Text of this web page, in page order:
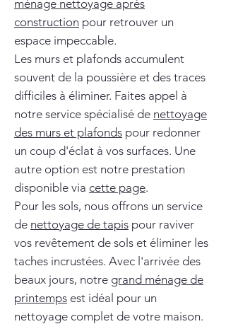
ménage nettoyage après
construction pour retrouver un
espace impeccable.
Les murs et plafonds accumulent
souvent de la poussière et des traces
difficiles à éliminer. Faites appel à
notre service spécialisé de nettoyage
des murs et plafonds pour redonner
un coup d'éclat à vos surfaces. Une
autre option est notre prestation
disponible via cette page.
Pour les sols, nous offrons un service
de nettoyage de tapis pour raviver
vos revêtement de sols et éliminer les
taches incrustées. Avec l'arrivée des
beaux jours, notre grand ménage de
printemps est idéal pour un
nettoyage complet de votre maison.